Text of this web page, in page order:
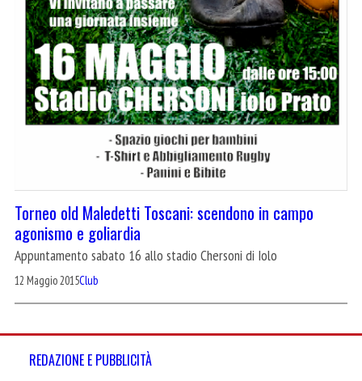
Torneo old Maledetti Toscani: scendono in campo
agonismo e goliardia
Appuntamento sabato 16 allo stadio Chersoni di Iolo
12 Maggio 2015Club
REDAZIONE E PUBBLICITÀ